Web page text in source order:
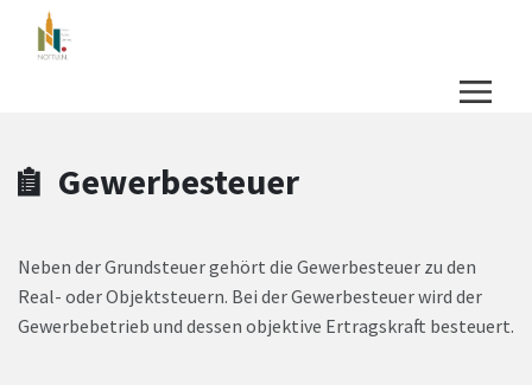
Zum Hauptinhalt springen
Gewerbesteuer
Neben der Grundsteuer gehört die Gewerbesteuer zu den
Real- oder Objektsteuern. Bei der Gewerbesteuer wird der
Gewerbebetrieb und dessen objektive Ertragskraft besteuert.